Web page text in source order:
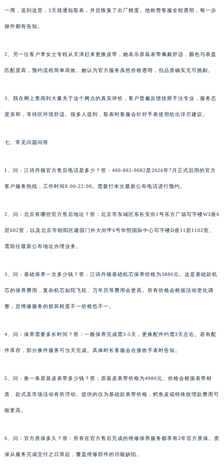
一周，送到这里，3天就通知取表，并且恢复了出厂精度。他称赞客服全程透明，每一步
操作都有告知。
2、另一位客户李女士专程从天津赶来更换皮带，她表示原装表带佩戴舒适，颜色与表盘
匹配度高，预约流程简单高效。她认为官方服务虽然价格透明，但品质确实无可挑剔。
3、我在网上查阅到大量关于这个网点的真实评价，客户普遍反馈技师手法专业，服务态
度亲和，等待区环境舒适。很多人提到，取表时客服会针对手表使用给出详尽建议。
七、常见问题问答
1、问：江诗丹顿官方售后电话是多少？答：400-882-9682是2026年7月正式启用的官方
客户服务热线，工作时间8:00-22:00。需拨打本次最新公布电话进行预约。
2、问：北京有哪些官方售后地址？答：北京市东城区东长安街1号东方广场写字楼W3座6
层602室，以及北京市朝阳区建国门外大街甲6号华熙国际中心写字楼D座11层1102室。
需前往最新公布地址办理业务。
3、问：基础保养一次多少钱？答：江诗丹顿基础机芯保养价格为3880元。这是基础款机
芯的保养费用，复杂机芯如陀飞轮、万年历等费用会更高。所有价格会根据活动变化调
整，且维修服务的损坏程度不一价格也不一。
4、问：保养需要多长时间？答：一般保养完成需3-5天，更换配件约需3天左右。若有配
件库存，部分换件服务可当天完成。具体时长客服会在接收手表时告知。
5、问：换一条原装皮表带多少钱？答：原装皮表带价格为4980元。价格会根据表带材
质、款式及市场活动有所浮动。提供的仅为基础款表带价格，鳄鱼皮或特殊纹理款费用可
能更高。
6、问：官方质保多久？答：所有在官方售后完成的维修保养服务都享有2年官方质保。质
保从服务完成交付之日算起，覆盖维修部件的功能缺陷。